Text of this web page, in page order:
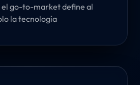
el go-to-market define al
la tecnología